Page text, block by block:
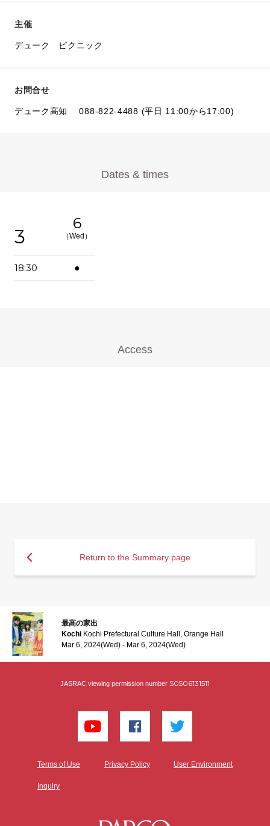
主催
デューク ピクニック
お問合せ
デューク高知 088-822-4488 (平日 11:00から17:00)
Dates & times
3
6
（Wed）
18:30 ●
Access
Return to the Summary page
最高の家出
Kochi Kochi Prefectural Culture Hall, Orange Hall
Mar 6, 2024(Wed) - Mar 6, 2024(Wed)
JASRAC viewing permission number S0506131511
Terms of Use Privacy Policy User Environment
Inquiry